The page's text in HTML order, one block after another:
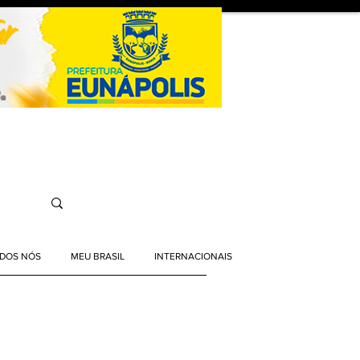
NÓS MEU BRASIL INTERNACIONAIS